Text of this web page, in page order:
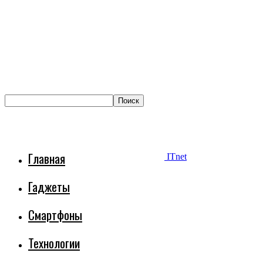
ITnet
Главная
Гаджеты
Смартфоны
Технологии